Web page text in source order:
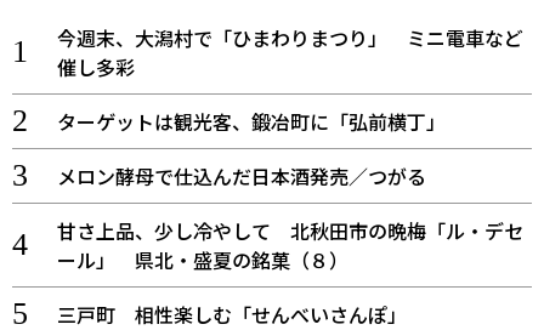
今週末、大潟村で「ひまわりまつり」 ミニ電車など
催し多彩
ターゲットは観光客、鍛冶町に「弘前横丁」
メロン酵母で仕込んだ日本酒発売／つがる
甘さ上品、少し冷やして 北秋田市の晩梅「ル・デセ
ール」 県北・盛夏の銘菓（８）
三戸町 相性楽しむ「せんべいさんぽ」